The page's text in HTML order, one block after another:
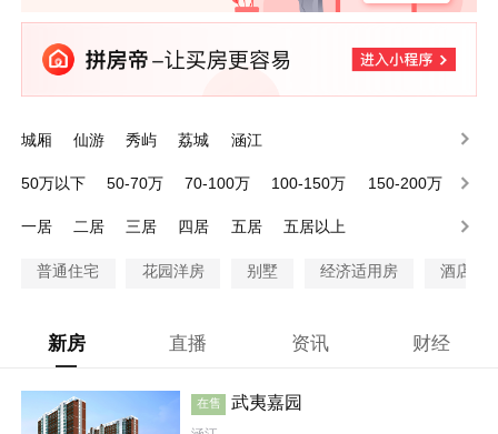
城厢 仙游 秀屿 荔城 涵江
50万以下 50-70万 70-100万 100-150万
150-200万
一居
二居 三居 四居 五居 五居以上
普通住宅 花园洋房 别墅 经济适用房 酒店式
新房 直播 资讯 财经
在售 武夷嘉园